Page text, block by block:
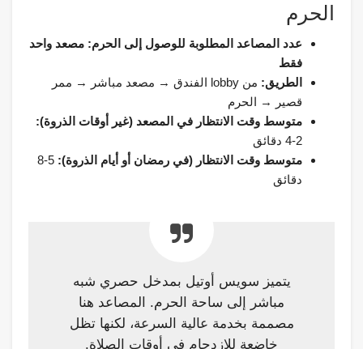
الحرم
عدد المصاعد المطلوبة للوصول إلى الحرم: مصعد واحد
فقط
الطريق:
من lobby الفندق → مصعد مباشر → ممر
قصير → الحرم
متوسط وقت الانتظار في المصعد (غير أوقات الذروة):
2-4 دقائق
متوسط وقت الانتظار (في رمضان أو أيام الذروة):
5-8
دقائق
يتميز سويس أوتيل بمدخل حصري شبه
مباشر إلى ساحة الحرم. المصاعد هنا
مصممة بخدمة عالية السرعة، لكنها تظل
خاضعة للازدحام في أوقات الصلاة.